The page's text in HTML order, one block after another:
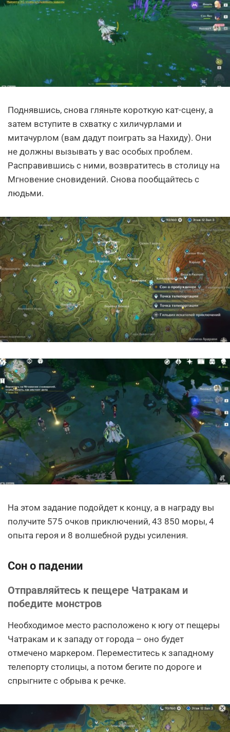
Поднявшись, снова гляньте короткую кат-сцену, а
затем вступите в схватку с хиличурлами и
митачурлом (вам дадут поиграть за Нахиду). Они
не должны вызывать у вас особых проблем.
Расправившись с ними, возвратитесь в столицу на
Мгновение сновидений. Снова пообщайтесь с
людьми.
На этом задание подойдет к концу, а в награду вы
получите 575 очков приключений, 43 850 моры, 4
опыта героя и 8 волшебной руды усиления.
Сон о падении
Отправляйтесь к пещере Чатракам и
победите монстров
Необходимое место расположено к югу от пещеры
Чатракам и к западу от города – оно будет
отмечено маркером. Переместитесь к западному
телепорту столицы, а потом бегите по дороге и
спрыгните с обрыва к речке.